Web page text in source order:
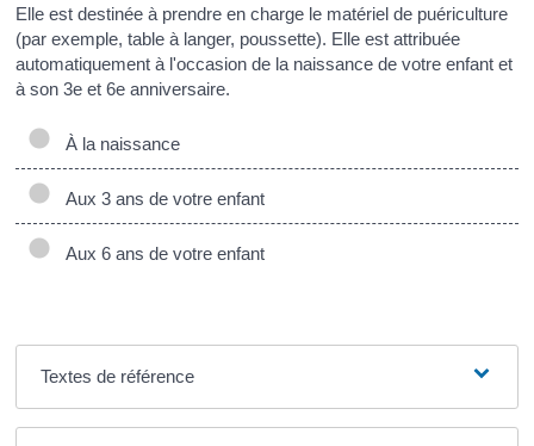
Elle est destinée à prendre en charge le matériel de puériculture
(par exemple, table à langer, poussette). Elle est attribuée
automatiquement à l'occasion de la naissance de votre enfant et
à son 3e et 6e anniversaire.
À la naissance
Aux 3 ans de votre enfant
Aux 6 ans de votre enfant
Textes de référence